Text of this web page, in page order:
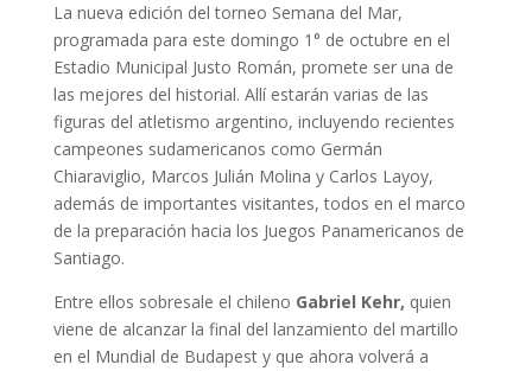
La nueva edición del torneo Semana del Mar,
programada para este domingo 1° de octubre en el
Estadio Municipal Justo Román, promete ser una de
las mejores del historial. Allí estarán varias de las
figuras del atletismo argentino, incluyendo recientes
campeones sudamericanos como Germán
Chiaraviglio, Marcos Julián Molina y Carlos Layoy,
además de importantes visitantes, todos en el marco
de la preparación hacia los Juegos Panamericanos de
Santiago.
Entre ellos sobresale el chileno Gabriel Kehr, quien
viene de alcanzar la final del lanzamiento del martillo
en el Mundial de Budapest y que ahora volverá a